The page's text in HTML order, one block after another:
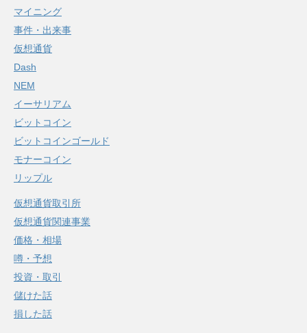
マイニング
事件・出来事
仮想通貨
Dash
NEM
イーサリアム
ビットコイン
ビットコインゴールド
モナーコイン
リップル
仮想通貨取引所
仮想通貨関連事業
価格・相場
噂・予想
投資・取引
儲けた話
損した話